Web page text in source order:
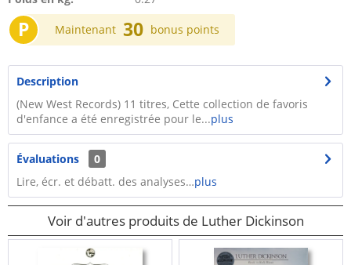
P Maintenant 30 bonus points
Description
(New West Records) 11 titres, Cette collection de favoris
d'enfance a été enregistrée pour le...plus
Évaluations
0
Lire, écr. et débatt. des analyses…plus
Voir d'autres produits de Luther Dickinson